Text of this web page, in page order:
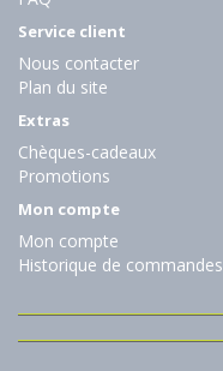
Service client
Nous contacter
Plan du site
Extras
Chèques-cadeaux
Promotions
Mon compte
Mon compte
Historique de commandes